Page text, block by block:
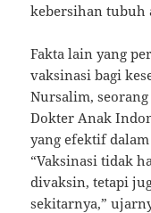
kebersihan tubuh
Fakta lain yang
vaksinasi bagi
Nursalim,
Dokter Anak
yang efektif
“Vaksinasi tidak
divaksin, tetapi
sekitarnya,”